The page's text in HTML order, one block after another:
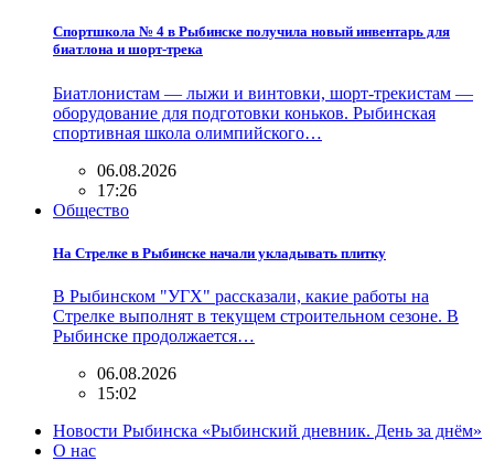
Спортшкола № 4 в Рыбинске получила новый инвентарь для
биатлона и шорт-трека
Биатлонистам — лыжи и винтовки, шорт-трекистам —
оборудование для подготовки коньков. Рыбинская
спортивная школа олимпийского…
06.08.2026
17:26
Общество
На Стрелке в Рыбинске начали укладывать плитку
В Рыбинском "УГХ" рассказали, какие работы на
Стрелке выполнят в текущем строительном сезоне. В
Рыбинске продолжается…
06.08.2026
15:02
Новости Рыбинска «Рыбинский дневник. День за днём»
О нас